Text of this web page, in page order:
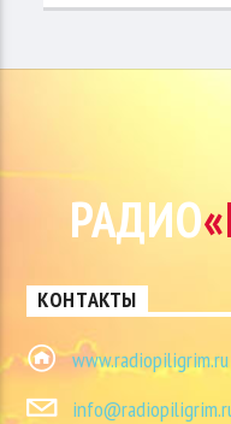
РАДИО
КОНТАКТЫ
www.radiopiligrim.ru